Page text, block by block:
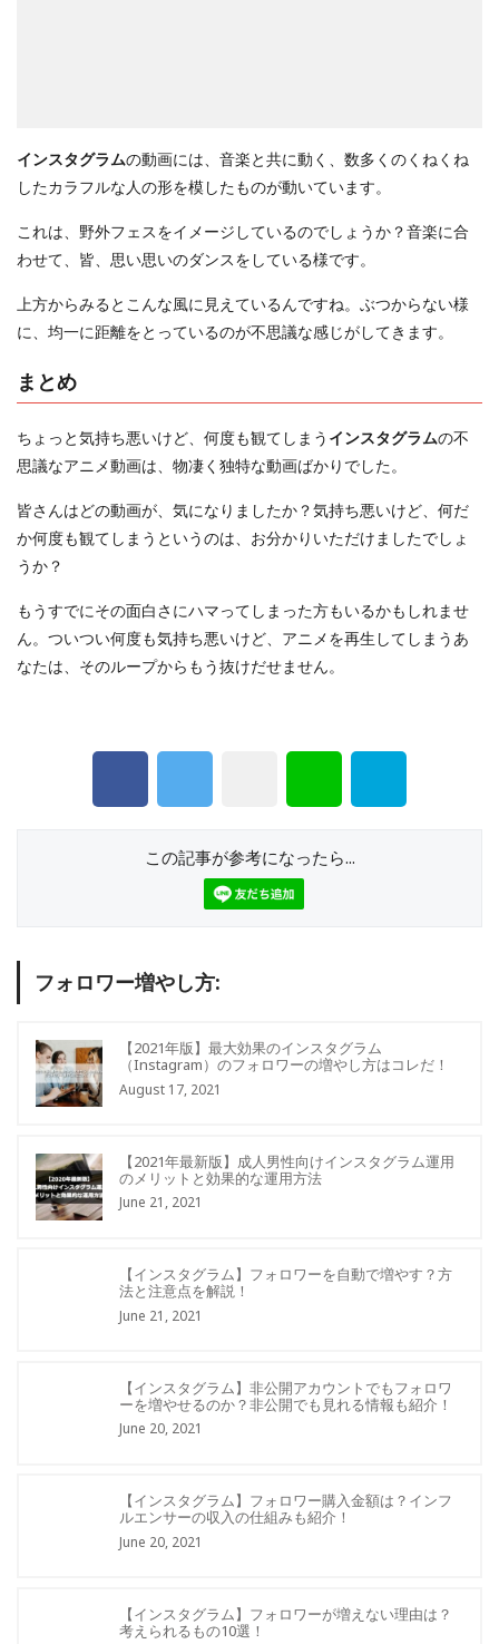
インスタグラムの動画には、音楽と共に動く、数多くのくねくね
したカラフルな人の形を模したものが動いています。
これは、野外フェスをイメージしているのでしょうか？音楽に合
わせて、皆、思い思いのダンスをしている様です。
上方からみるとこんな風に見えているんですね。ぶつからない様
に、均一に距離をとっているのが不思議な感じがしてきます。
まとめ
ちょっと気持ち悪いけど、何度も観てしまう インスタグラムの不
思議なアニメ動画は、物凄く独特な動画ばかりでした。
皆さんはどの動画が、気になりましたか？気持ち悪いけど、何だ
か何度も観てしまうというのは、お分かりいただけましたでしょ
うか？
もうすでにその面白さにハマってしまった方もいるかもしれませ
ん。ついつい何度も気持ち悪いけど、アニメを再生してしまうあ
なたは、そのループからもう抜けだせません。
この記事が参考になったら...
フォロワー増やし方:
【2021年版】最大効果のインスタグラム
（Instagram）のフォロワーの増やし方はコレだ！
August 17, 2021
【2021年最新版】成人男性向けインスタグラム運用
のメリットと効果的な運用方法
June 21, 2021
【インスタグラム】フォロワーを自動で増やす？方
法と注意点を解説！
June 21, 2021
【インスタグラム】非公開アカウントでもフォロワ
ーを増やせるのか？非公開でも見れる情報も紹介！
June 20, 2021
【インスタグラム】フォロワー購入金額は？インフ
ルエンサーの収入の仕組みも紹介！
June 20, 2021
【インスタグラム】フォロワーが増えない理由は？
考えられるもの10選！